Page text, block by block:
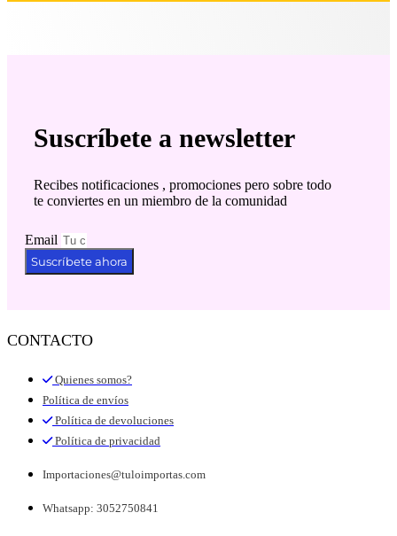
Suscríbete a newsletter
Recibes notificaciones , promociones pero sobre todo
te conviertes en un miembro de la comunidad
Email
Suscríbete ahora
CONTACTO
Quienes somos?
Política de envíos
Política de devoluciones
Política de privacidad
Importaciones@tuloimportas.com
Whatsapp: 3052750841